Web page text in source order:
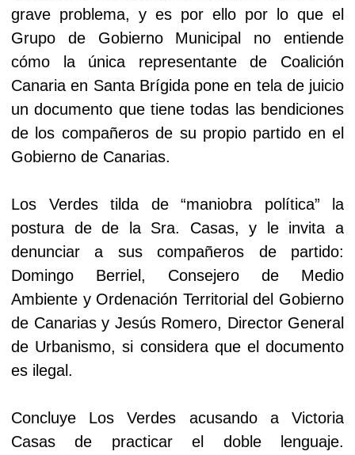
grave problema, y es por ello por lo que el
Grupo de Gobierno Municipal no entiende
cómo la única representante de Coalición
Canaria en Santa Brígida pone en tela de juicio
un documento que tiene todas las bendiciones
de los compañeros de su propio partido en el
Gobierno de Canarias.
Los Verdes tilda de “maniobra política” la
postura de de la Sra. Casas, y le invita a
denunciar a sus compañeros de partido:
Domingo Berriel, Consejero de Medio
Ambiente y Ordenación Territorial del Gobierno
de Canarias y Jesús Romero, Director General
de Urbanismo, si considera que el documento
es ilegal.
Concluye Los Verdes acusando a Victoria
Casas de practicar el doble lenguaje.